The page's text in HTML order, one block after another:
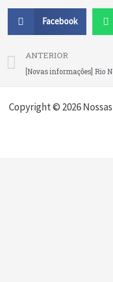
Facebook
Prev
ANTERIOR
Copyright © 2026